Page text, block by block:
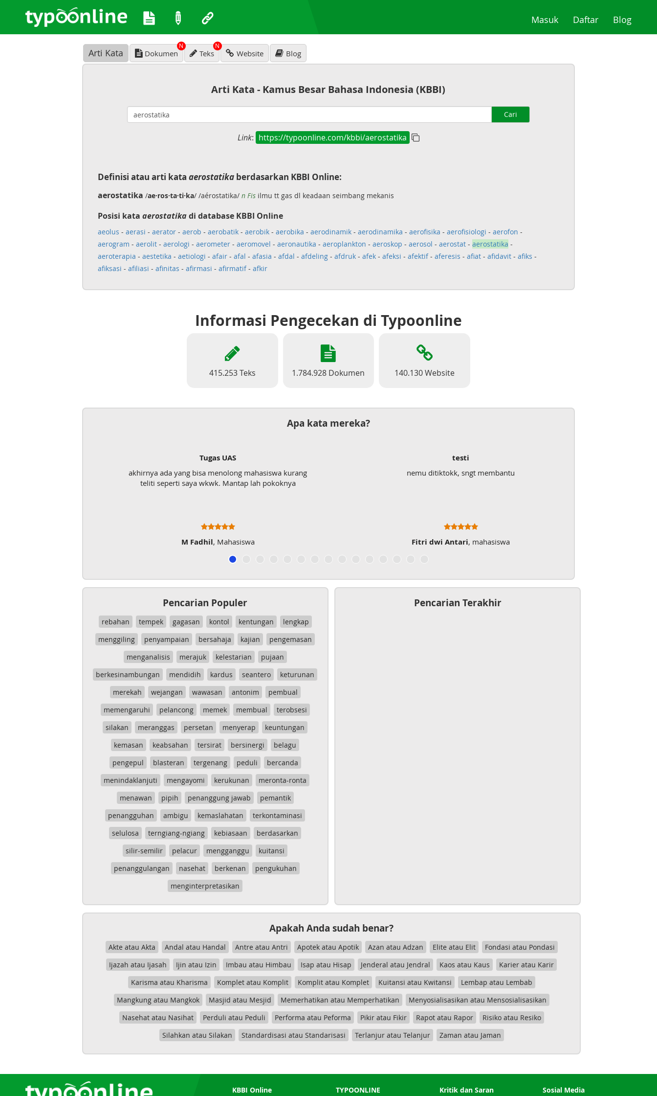
Masuk(current)
Daftar(current)
Blog
Arti Kata Dokumen
N
Teks
N
Website Blog
Arti Kata - Kamus Besar Bahasa Indonesia (KBBI)
Cari
Link: https://typoonline.com/kbbi/aerostatika
Definisi atau arti kata aerostatikaberdasarkan KBBI Online:
aerostatika /ae·ros·ta·ti·ka/ /aérostatika/ n Fisilmu tt gas dl keadaan seimbang mekanis
Posisi kata aerostatikadi database KBBI Online
aeolus - aerasi - aerator- aerob - aerobatik- aerobik- aerobika - aerodinamik- aerodinamika - aerofisika - aerofisiologi - aerofon -
aerogram - aerolit- aerologi - aerometer- aeromovel - aeronautika - aeroplankton - aeroskop - aerosol - aerostat- aerostatika -
aeroterapia - aestetika - aetiologi - afair- afal - afasia - afdal - afdeling- afdruk- afek- afeksi - afektif- aferesis - afiat- afidavit- afiks -
afiksasi - afiliasi - afinitas - afirmasi - afirmatif- afkir
Informasi Pengecekan di Typoonline
415.253 Teks 1.784.928 Dokumen 140.130 Website
Apa kata mereka?
Tugas UAS
akhirnya ada yang bisa menolong mahasiswa kurang
teliti seperti saya wkwk. Mantap lah pokoknya
M Fadhil, Mahasiswa
testi
nemu ditiktokk, sngt membantu
Fitri dwi Antari, mahasiswa
Pencarian Populer
rebahan tempek gagasan kontol kentungan
lengkap
menggiling
penyampaian bersahaja kajian
pengemasan
menganalisis
merajuk kelestarian
pujaan
berkesinambungan
mendidih kardus seantero
keturunan
merekah
wejangan wawasan antonim
pembual
memengaruhi
pelancong memek membual
terobsesi
silakan
meranggas persetan menyerap
keuntungan
kemasan
keabsahan tersirat bersinergi
belagu
pengepul
blasteran tergenang peduli
bercanda
menindaklanjuti
mengayomi kerukunan
meronta-ronta
menawan
pipih penanggung jawab
pemantik
penangguhan
ambigu kemaslahatan
terkontaminasi
selulosa
terngiang-ngiang kebiasaan
berdasarkan
silir-semilir
pelacur mengganggu
kuitansi
penanggulangan
nasehat berkenan
pengukuhan
menginterpretasikan
Pencarian Terakhir
Apakah Anda sudah benar?
Akte atau Akta Andal atau Handal Antre atau Antri Apotek atau Apotik Azan atau Adzan Elite atau Elit
Fondasi atau Pondasi
Ijazah atau Ijasah
Ijin atau Izin Imbau atau Himbau Isap atau Hisap Jenderal atau Jendral Kaos atau Kaus
Karier atau Karir
Karisma atau Kharisma
Komplet atau Komplit Komplit atau Komplet Kuitansi atau Kwitansi
Lembap atau Lembab
Mangkung atau Mangkok
Masjid atau Mesjid Memerhatikan atau Memperhatikan
Menyosialisasikan atau Mensosialisasikan
Nasehat atau Nasihat
Perduli atau Peduli Performa atau Peforma Pikir atau Fikir Rapot atau Rapor
Risiko atau Resiko
Silahkan atau Silakan
Standardisasi atau Standarisasi Terlanjur atau Telanjur Zaman atau Jaman
KBBI Online TYPOONLINE Kritik dan Saran Sosial Media